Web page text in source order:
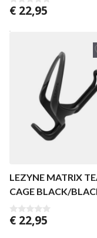
0
n
€ 22,95
LEZYNE MATRIX
CAGE BLACK/
0
€ 22,95